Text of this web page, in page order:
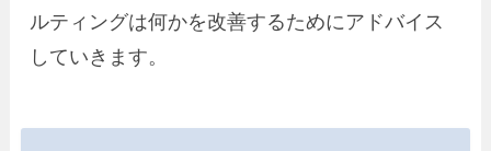
ルティングは何かを改善するためにアドバイス
していきます。